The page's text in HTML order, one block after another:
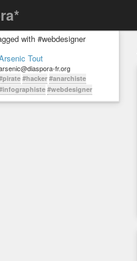
with #webdesigner
Tout
fr.org
#hacker #anarchiste
#webdesigner